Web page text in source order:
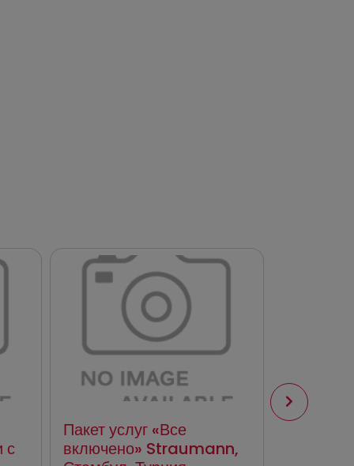
с
Пакет услуг «Все
включено» Straumann,